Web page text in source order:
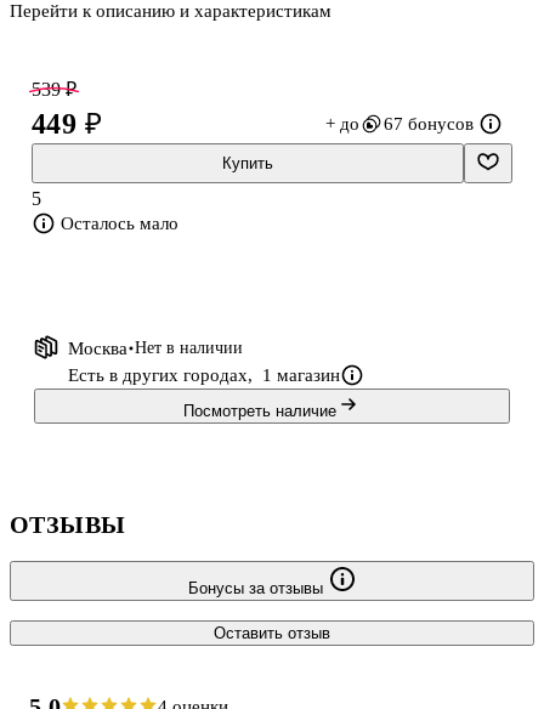
омываемая ласковым Адриатическим морем. Любителей отдыха
лагуны в ущельях скалистых берегов. Много интересного есть и
для туристов, желающих погрузиться в исконную атмосферу
этой уникальной страны: средневековые храмы и монастыри,
узкие мощеные улочки и самобытные горные деревушки.
Черногория - это
Перейти к описанию и характеристикам
539 ₽
449 ₽ + до 67 бонусов
Купить
5
Осталось мало
Москва Нет в наличии
Есть в других городах, 1 магазин
Посмотреть наличие
ОТЗЫВЫ
Бонусы за отзывы
Оставить отзыв